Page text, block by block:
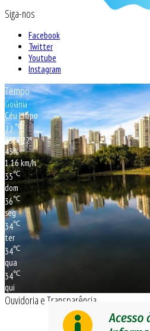
Siga-nos
Facebook
Twitter
Youtube
Instagram
Tempo
Goiânia
Céu Limpo
22℃
35º - 22º
43%
1.16 km/h
35℃
dom
36℃
seg
34℃
ter
34℃
qua
34℃
qui
Ouvidoria e Transparência